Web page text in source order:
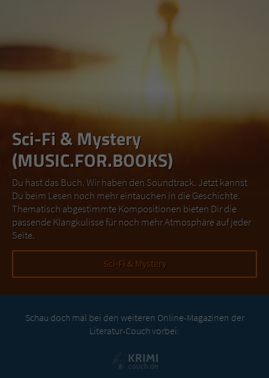
Sci-Fi & Mystery
(MUSIC.FOR.BOOKS)
Du hast das Buch. Wir haben den Soundtrack. Jetzt kannst
Du beim Lesen noch mehr eintauchen in die Geschichte.
Thematisch abgestimmte Kompositionen bieten Dir die
passende Klangkulisse für noch mehr Atmosphäre auf jeder
Seite.
Sci-Fi & Mystery
Schau doch mal bei den weiteren Online-Magazinen der
Literatur-Couch vorbei: